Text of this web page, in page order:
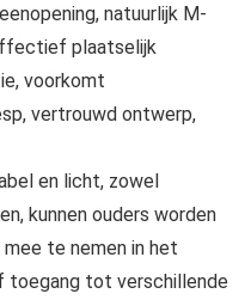
natuurlijk M-
plaatselijk
voorkomt
vertrouwd ontwerp,
en licht, zowel
kunnen ouders worden
te nemen in het
tot verschillende